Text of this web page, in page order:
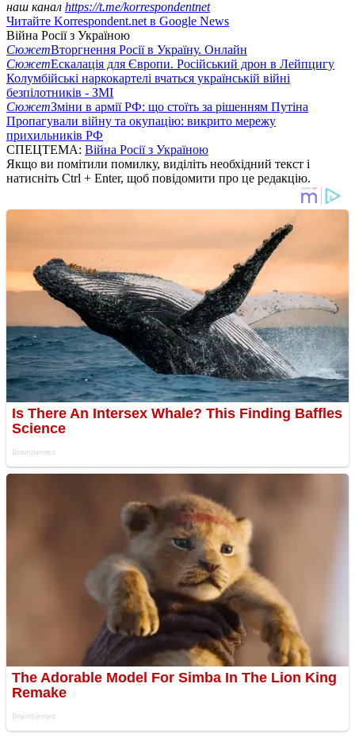
наш канал https://t.me/korrespondentnet
Читайте Korrespondent.net в Google News
Війна Росії з Україною
СюжетВторгнення Росії в Україну. Онлайн
СюжетЕскалація для Європи. Російський дрон в Лейпцигу
Колумбійські наркокартелі вчаться українській війні
безпілотників - ЗМІ
СюжетЗміни в армії РФ: що стоїть за рішенням Путіна
Пропагували війну та окупацію: викрито мережу
прихильників РФ
СПЕЦТЕМА: Війна Росії з Україною
Якщо ви помітили помилку, виділіть необхідний текст і
натисніть Ctrl + Enter, щоб повідомити про це редакцію.